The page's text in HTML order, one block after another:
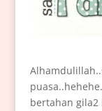
bertahan